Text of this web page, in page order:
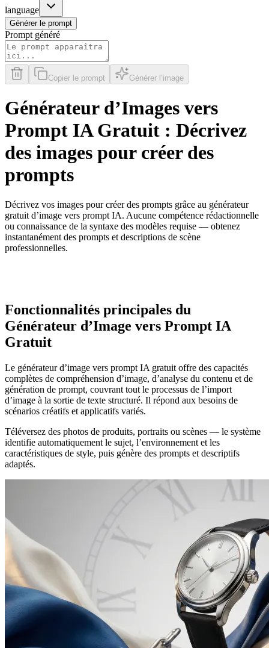
language
Générer le prompt
Prompt généré
Copier le prompt Générer l’image
Générateur d’Images vers
Prompt IA Gratuit : Décrivez
des images pour créer des
prompts
Décrivez vos images pour créer des prompts grâce au générateur
gratuit d’image vers prompt IA. Aucune compétence rédactionnelle
ou connaissance de la syntaxe des modèles requise — obtenez
instantanément des prompts et descriptions de scène
professionnelles.
Fonctionnalités principales du
Générateur d’Image vers Prompt IA
Gratuit
Le générateur d’image vers prompt IA gratuit offre des capacités
complètes de compréhension d’image, d’analyse du contenu et de
génération de prompt, couvrant tout le processus de l’import
d’image à la sortie de texte structuré. Il répond aux besoins de
scénarios créatifs et applicatifs variés.
Téléversez des photos de produits, portraits ou scènes — le système
identifie automatiquement le sujet, l’environnement et les
caractéristiques de style, puis génère des prompts et descriptifs
adaptés.